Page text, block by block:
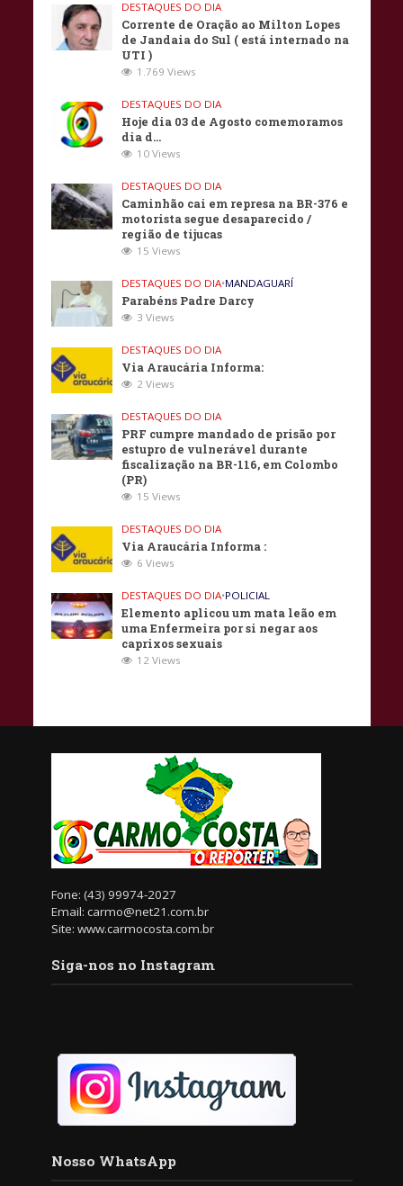
DESTAQUES DO DIA
Corrente de Oração ao Milton Lopes
de Jandaia do Sul ( está internado na
UTI )
1.769 Views
DESTAQUES DO DIA
Hoje dia 03 de Agosto comemoramos
dia d…
10 Views
DESTAQUES DO DIA
Caminhão cai em represa na BR-376 e
motorista segue desaparecido /
região de tijucas
15 Views
DESTAQUES DO DIA•MANDAGUARÍ
Parabéns Padre Darcy
3 Views
DESTAQUES DO DIA
Via Araucária Informa:
2 Views
DESTAQUES DO DIA
PRF cumpre mandado de prisão por
estupro de vulnerável durante
fiscalização na BR-116, em Colombo
(PR)
15 Views
DESTAQUES DO DIA
Via Araucária Informa :
6 Views
DESTAQUES DO DIA•POLICIAL
Elemento aplicou um mata leão em
uma Enfermeira por si negar aos
caprixos sexuais
12 Views
Fone: (43) 99974-2027
Email: carmo@net21.com.br
Site: www.carmocosta.com.br
Siga-nos no Instagram
Nosso WhatsApp